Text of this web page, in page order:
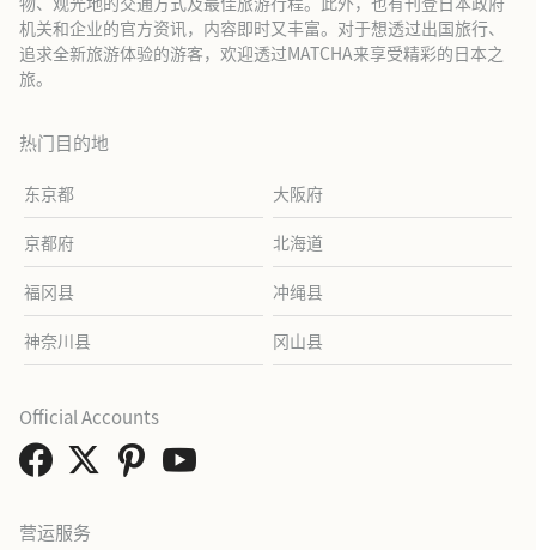
机关和企业的官方资讯，内容即时又丰富。对于想透过出国旅行、
追求全新旅游体验的游客，欢迎透过MATCHA来享受精彩的日本之
旅。
热门目的地
东京都 大阪府
京都府 北海道
福冈县 冲绳县
神奈川县 冈山县
营运服务
Official Accounts